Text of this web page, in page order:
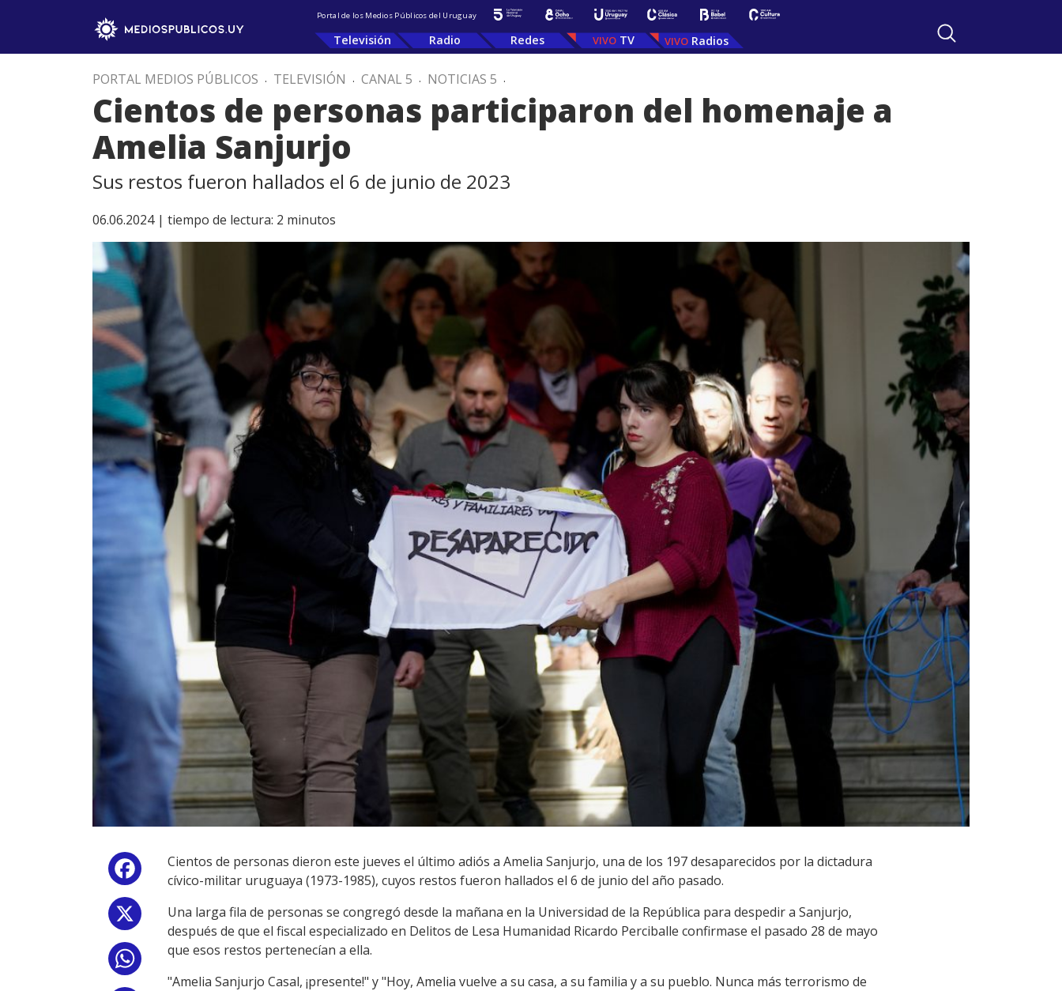
Portal de los Medios Públicos del Uruguay
Televisión Radio Redes TV Radios
PORTAL MEDIOS PÚBLICOS . TELEVISIÓN . CANAL 5 . NOTICIAS 5 .
Cientos de personas participaron del homenaje a
Amelia Sanjurjo
Sus restos fueron hallados el 6 de junio de 2023
06.06.2024 | tiempo de lectura: 2 minutos
Facebook
WhatsApp
Cientos de personas dieron este jueves el último adiós a Amelia Sanjurjo, una de los 197 desaparecidos por la dictadura
cívico-militar uruguaya (1973-1985), cuyos restos fueron hallados el 6 de junio del año pasado.
Una larga fila de personas se congregó desde la mañana en la Universidad de la República para despedir a Sanjurjo,
después de que el fiscal especializado en Delitos de Lesa Humanidad Ricardo Perciballe confirmase el pasado 28 de mayo
que esos restos pertenecían a ella.
"Amelia Sanjurjo Casal, ¡presente!" y "Hoy, Amelia vuelve a su casa, a su familia y a su pueblo. Nunca más terrorismo de